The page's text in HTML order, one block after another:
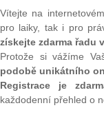
škod
1. 1. 2026,
Vítejte na
pro laiky, tak i pro
získejte zdarma řadu
Protože si vážíme
podobě unikátního
Registrace je
každodenní přehled o